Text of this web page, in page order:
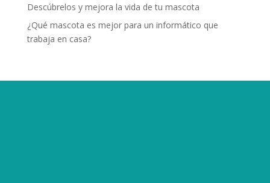
Descúbrelos y mejora la vida de tu mascota
¿Qué mascota es mejor para un informático que
trabaja en casa?